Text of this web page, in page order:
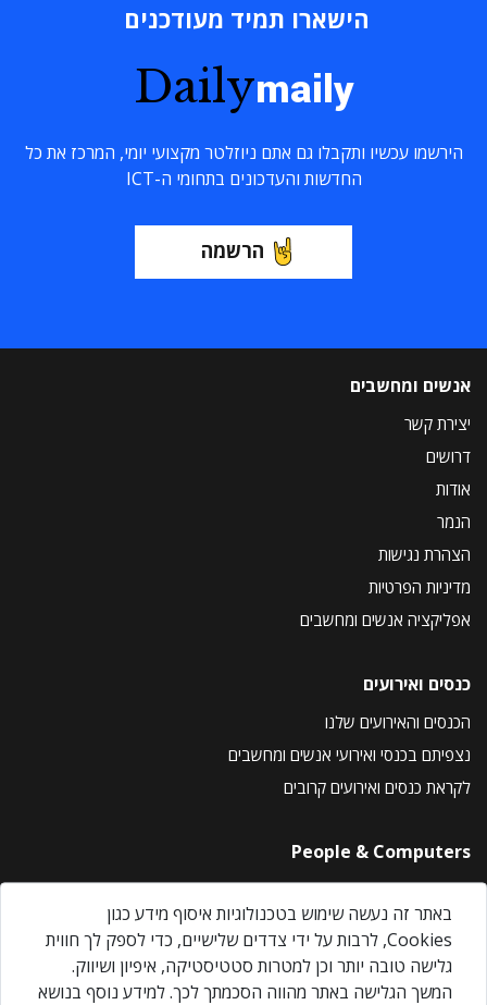
הישארו תמיד מעודכנים
Dailymaily
הירשמו עכשיו ותקבלו גם אתם ניוזלטר מקצועי יומי, המרכז את כל
החדשות והעדכונים בתחומי ה-ICT
הרשמה
אנשים ומחשבים
יצירת קשר
דרושים
אודות
הנמר
הצהרת נגישות
מדיניות הפרטיות
אפליקציה אנשים ומחשבים
כנסים ואירועים
הכנסים והאירועים שלנו
נצפיתם בכנסי ואירועי אנשים ומחשבים
לקראת כנסים ואירועים קרובים
People & Computers
About Us
Privacy Policy
Contact Us
Our Events
באתר זה נעשה שימוש בטכנולוגיות איסוף מידע כגון
Cookies, לרבות על ידי צדדים שלישיים, כדי לספק לך חווית
גלישה טובה יותר וכן למטרות סטטיסטיקה, איפיון ושיווק.
המשך הגלישה באתר מהווה הסכמתך לכך. למידע נוסף בנושא